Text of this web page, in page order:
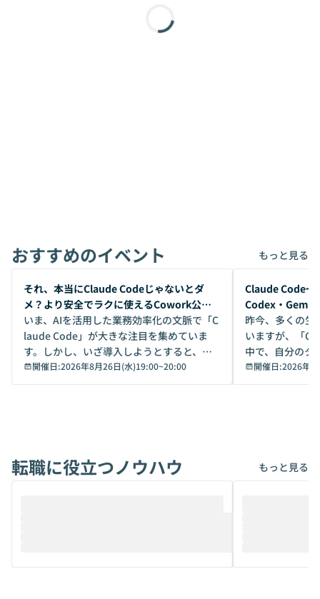
おすすめのイベント もっと見る
開催前
それ、本当にClaude Codeじゃないとダ
メ？より安全でラクに使えるCowork公開
デモ
いま、AIを活用した業務効率化の文脈で「C
laude Code」が大きな注目を集めていま
す。しかし、いざ導入しようとすると、セ
キュリティ面の懸念や権限管理のハードル
から、気軽に使えないケースも多いのでは
けでなく、想像以上の範囲まで自動化でき
ることは、まだあまり知られていません。
メルカリでの判断基準をもとに「なぜClau
開催日:2026年8月26日(水)19:00~20:00
開催前
Claude Code一
Codex・
昨今、多くの生
いますが、「
中で、自分のタ
いいのか」を自
か？ 「なんとなく誰かが良いと言っていた
は、評判では
ているAIを選ぶこ
それぞれの本当
開催日:2026年8
転職に役立つノウハウ もっと見る